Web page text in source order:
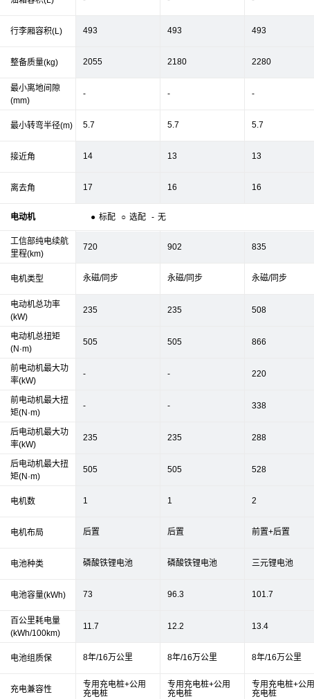
行李厢容积(L)
整备质量(kg)
最小离地间隙
(mm)
最小转弯半径(m)
接近角
离去角
电动机 ● 标配 ○ 选配 - 无
工信部纯电续航
里程(km)
电机类型
电动机总功率
(kW)
电动机总扭矩
(N·m)
前电动机最大功
率(kW)
前电动机最大扭
矩(N·m)
后电动机最大功
率(kW)
后电动机最大扭
矩(N·m)
电机数
电机布局
电池种类
电池容量(kWh)
百公里耗电量
(kWh/100km)
电池组质保
充电兼容性
493 493 493
2055 2180 2280
- - -
5.7 5.7 5.7
14 13 13
17 16 16
720 902 835
永磁/同步 永磁/同步 永磁/同步
235 235 508
505 505 866
- - 220
- - 338
235 235 288
505 505 528
1 1 2
后置 后置 前置+后置
磷酸铁锂电池 磷酸铁锂电池 三元锂电池
73 96.3 101.7
11.7 12.2 13.4
8年/16万公里 8年/16万公里 8年/16万公里
专用充电桩+公用
充电桩
专用充电桩+公用
充电桩
专用充电桩+公用
充电桩